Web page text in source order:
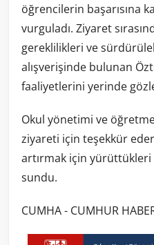
öğrencilerin başarısına
vurguladı. Ziyaret
gereklilikleri ve
alışverişinde bulunan
faaliyetlerini yerinde
Okul yönetimi ve
ziyareti için teşekkür
artırmak için yürüttükleri
sundu.
CUMHA - CUMHUR